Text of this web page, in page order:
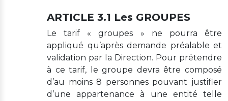
ARTICLE 3.1 Les GROUPES
Le tarif « groupes » ne pourra être
appliqué qu’après demande préalable et
validation par la Direction. Pour prétendre
à ce tarif, le groupe devra être composé
d’au moins 8 personnes pouvant justifier
d’une appartenance à une entité telle